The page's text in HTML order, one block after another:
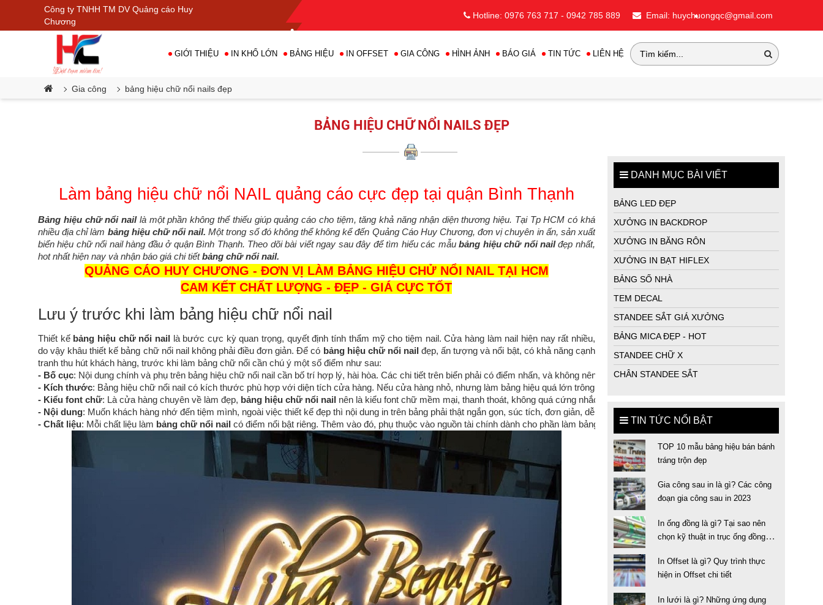
Công ty TNHH TM DV Quảng cáo Huy
Chương
Hotline: 0976 763 717 - 0942 785 889 Email: huychuongqc@gmail.com
GIỚI THIỆU IN KHỔ LỚN BẢNG HIỆU IN OFFSET GIA CÔNG HÌNH ẢNH BÁO GIÁ TIN TỨC LIÊN HỆ
Gia công bảng hiệu chữ nổi nails đẹp
BẢNG HIỆU CHỮ NỔI NAILS ĐẸP
Làm bảng hiệu chữ nổi NAIL quảng cáo cực đẹp tại quận Bình Thạnh
Bảng hiệu chữ nổi nail là một phần không thể thiếu giúp quảng cáo cho tiệm, tăng khả năng nhận diện thương hiệu. Tại Tp HCM có khá
nhiều địa chỉ làm bảng hiệu chữ nổi nail. Một trong số đó không thể không kể đến Quảng Cáo Huy Chương, đơn vị chuyên in ấn, sản xuất
biển hiệu chữ nổi nail hàng đầu ở quận Bình Thạnh. Theo dõi bài viết ngay sau đây để tìm hiểu các mẫubảng hiệu chữ nổi nailđẹp nhất,
hot nhất hiện nay và nhận báo giá chi tiếtbảng chữ nổi nail.
QUẢNG CÁO HUY CHƯƠNG - ĐƠN VỊ LÀM BẢNG HIỆU CHỬ NỔI NAIL TẠI HCM
CAM KẾT CHẤT LƯỢNG - ĐẸP - GIÁ CỰC TỐT
Lưu ý trước khi làm bảng hiệu chữ nổi nail
Thiết kế bảng hiệu chữ nổi nail
là bước cực kỳ quan trọng, quyết định tính thẩm mỹ cho tiệm nail. Cửa hàng làm nail hiện nay rất nhiều,
do vậy khâu thiết kế bảng chữ nổi nail không phải điều đơn giản.Để có bảng hiệu chữ nổi nail đẹp, ấn tượng và nổi bật, có khả năng cạnh
tranh thu hút khách hàng, trước khi làm bảng chữ nổi cần chú ý một số điểm như sau:
- Bố cục: Nội dung chính và phụ trên bảng hiệu chữ nổi nail cần bố trí hợp lý, hài hòa. Các chi tiết trên biển phải có điểm nhấn, và không nên quá sặc sỡ.
- Kích thước: Bảng hiệu chữ nổi nail có kích thước phù hợp với diện tích cửa hàng. Nếu cửa hàng nhỏ, nhưng làm bảng hiệu quá lớn trông sẽ bất cân đối.
- Kiểu font chữ: Là cửa hàng chuyên về làm đẹp, bảng hiệu chữ nổi nail
nên là kiểu font chữ mềm mại, thanh thoát, không quá cứng nhắc.
- Nội dung: Muốn khách hàng nhớ đến tiệm mình, ngoài việc thiết kế đẹp thì nội dung in trên bảng phải thật ngắn gọn, súc tích, đơn giản, dễ nhớ nhưng vẫn phải đầy đủ nội dung và thông tin cửa
- Chất liệu: Mỗi chất liệu làm bảng chữ nổi nail có điểm nổi bật riêng. Thêm vào đó, phụ thuộc vào nguồn tài chính dành cho phần làm bảng hiệu chữ nổi nail mà bạn lựa chọn loại chất liệu làm
DANH MỤC BÀI VIẾT
BẢNG LED ĐẸP
XƯỞNG IN BACKDROP
XƯỞNG IN BĂNG RÔN
XƯỞNG IN BẠT HIFLEX
BẢNG SỐ NHÀ
TEM DECAL
STANDEE SẮT GIÁ XƯỞNG
BẢNG MICA ĐẸP - HOT
STANDEE CHỮ X
CHÂN STANDEE SẮT
TIN TỨC NỔI BẬT
TOP 10 mẫu bảng hiệu bán bánh
tráng trộn đẹp
Gia công sau in là gì? Các công
đoạn gia công sau in 2023
In ống đồng là gì? Tại sao nên
chọn kỹ thuật in trục ống đồng
In Offset là gì? Quy trình thực
hiện in Offset chi tiết
In lưới là gì? Những ứng dụng
•
•